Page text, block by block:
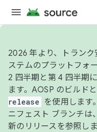
2026 年より、トラン
ステムのプラットフォ
2 四半期と第 4 四半期
ます。AOSP のビルド
release
を使用します。
ニフェスト ブランチは
新のリリースを参照し